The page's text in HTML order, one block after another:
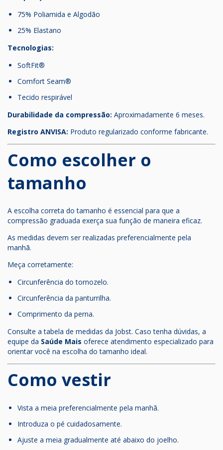
75% Poliamida e Algodão
25% Elastano
Tecnologias:
SoftFit®
Comfort Seam®
Tecido respirável
Durabilidade da compressão: Aproximadamente 6 meses.
Registro ANVISA: Produto regularizado conforme fabricante.
Como escolher o
tamanho
A escolha correta do tamanho é essencial para que a
compressão graduada exerça sua função de maneira eficaz.
As medidas devem ser realizadas preferencialmente pela
manhã.
Meça corretamente:
Circunferência do tornozelo.
Circunferência da panturrilha.
Comprimento da perna.
Consulte a tabela de medidas da Jobst. Caso tenha dúvidas, a
equipe da Saúde Mais oferece atendimento especializado para
orientar você na escolha do tamanho ideal.
Como vestir
Vista a meia preferencialmente pela manhã.
Introduza o pé cuidadosamente.
Ajuste a meia gradualmente até abaixo do joelho.